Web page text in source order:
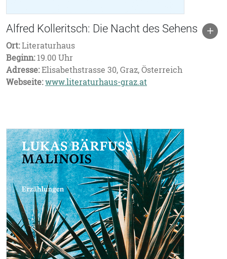
Alfred Kolleritsch: Die Nacht des Sehens
Ort:Literaturhaus
Beginn:19.00 Uhr
Adresse:Elisabethstrasse 30, Graz, Österreich
Webseite:www.literaturhaus-graz.at